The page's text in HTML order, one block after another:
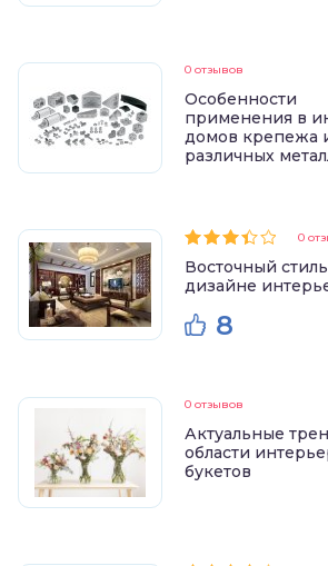
0 отзывов
Особенности
применения в
домов крепежа
различных
0
Восточный
дизайне
8
0 отзывов
Актуальные
области
букетов